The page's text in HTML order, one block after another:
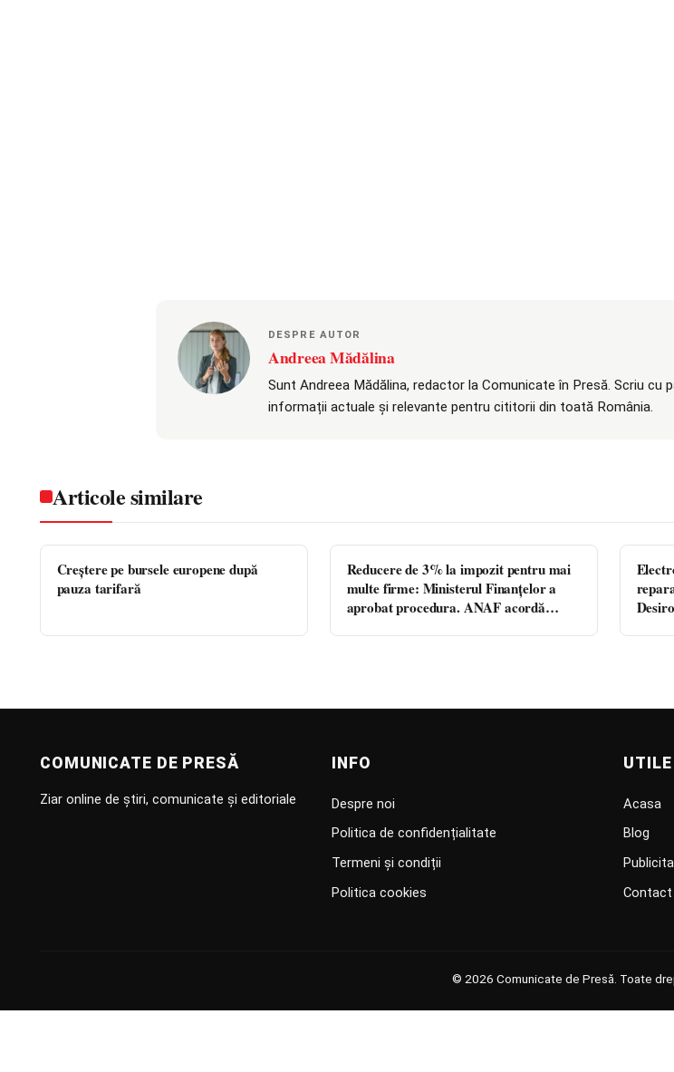
DESPRE AUTOR
Andreea Mădălina
Sunt Andreea Mădălina, redactor la Comunicate în Presă. Scriu
informații actuale și relevante pentru cititorii din toată România.
Articole similare
Creştere pe bursele europene după
pauza tarifară
Reducere de 3% la impozit pentru mai
multe firme: Ministerul Finanțelor a
aprobat procedura. ANAF acordă
COMUNICATE DE PRESĂ
Ziar online de știri, comunicate și editoriale
INFO
Despre noi
Politica de confidențialitate
Termeni și condiții
Politica cookies
UTILE
Acasa
Blog
Contact
© 2026 Comunicate de Presă. Toate